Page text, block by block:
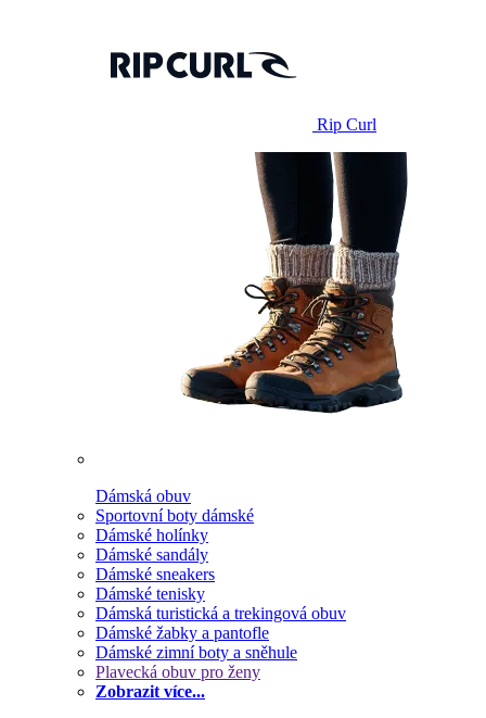
Rip Curl
Dámská obuv
Sportovní boty dámské
Dámské holínky
Dámské sandály
Dámské sneakers
Dámské tenisky
Dámská turistická a trekingová obuv
Dámské žabky a pantofle
Dámské zimní boty a sněhule
Plavecká obuv pro ženy
Zobrazit více...